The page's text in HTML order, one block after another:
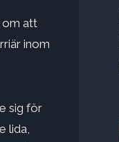
om att
inom
sig för
lida,